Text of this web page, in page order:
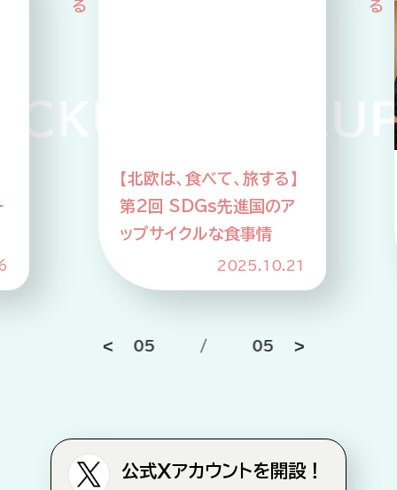
PICKUP
【北欧は、食べて、旅する】
第2回 SDGs先進国のア
ップサイクルな食事情
2025.10.21
05 / 05
公式Xアカウントを開設！